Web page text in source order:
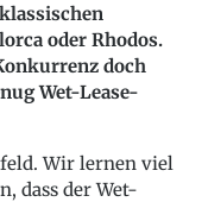
oder Rhodos.
doch
Wet-Lease-
Wir lernen viel
dass der Wet-